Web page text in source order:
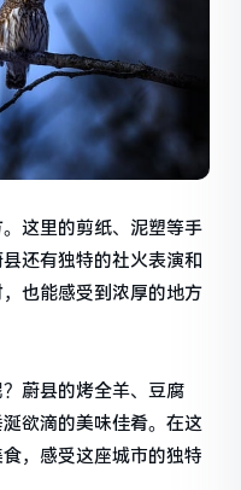
这里的剪纸、泥塑等手
还有独特的社火表演和
也能感受到浓厚的地方
蔚县的烤全羊、豆腐
欲滴的美味佳肴。在这
，感受这座城市的独特